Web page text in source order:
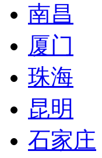
南昌
厦门
珠海
昆明
石家庄